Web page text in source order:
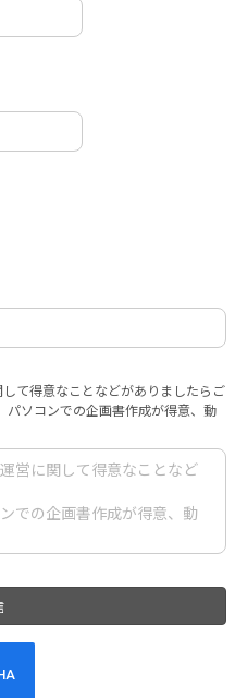
て得意なことなどがありましたらご
ソコンでの企画書作成が得意、動